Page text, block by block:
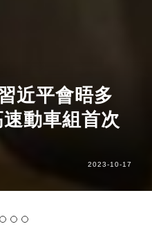
近平會晤多
動車組首次
2023-10-17